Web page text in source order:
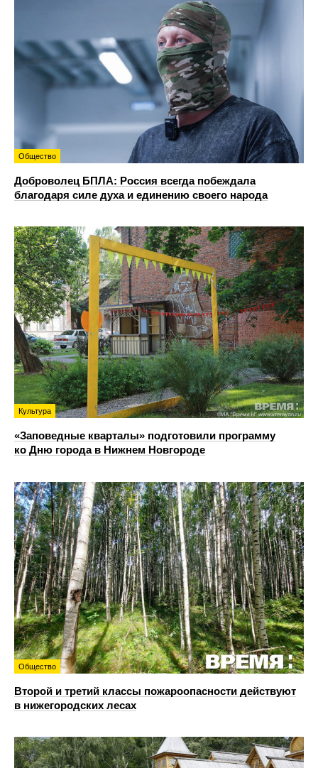
Общество
Доброволец БПЛА: Россия всегда побеждала
благодаря силе духа и единению своего народа
Культура
«Заповедные кварталы» подготовили программу
ко Дню города в Нижнем Новгороде
Общество
Второй и третий классы пожароопасности действуют
в нижегородских лесах